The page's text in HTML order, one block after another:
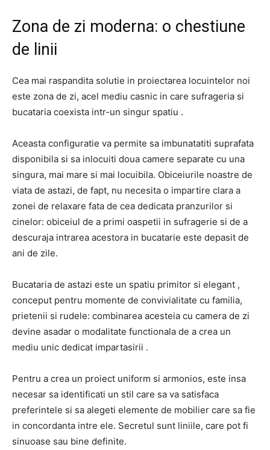
Zona de zi moderna: o chestiune
de linii
Cea mai raspandita solutie in proiectarea locuintelor noi
este zona de zi, acel mediu casnic in care sufrageria si
bucataria coexista intr-un singur spatiu .
Aceasta configuratie va permite sa imbunatatiti suprafata
disponibila si sa inlocuiti doua camere separate cu una
singura, mai mare si mai locuibila. Obiceiurile noastre de
viata de astazi, de fapt, nu necesita o impartire clara a
zonei de relaxare fata de cea dedicata pranzurilor si
cinelor: obiceiul de a primi oaspetii in sufragerie si de a
descuraja intrarea acestora in bucatarie este depasit de
ani de zile.
Bucataria de astazi este un spatiu primitor si elegant ,
conceput pentru momente de convivialitate cu familia,
prietenii si rudele: combinarea acesteia cu camera de zi
devine asadar o modalitate functionala de a crea un
mediu unic dedicat impartasirii .
Pentru a crea un proiect uniform si armonios, este insa
necesar sa identificati un stil care sa va satisfaca
preferintele si sa alegeti elemente de mobilier care sa fie
in concordanta intre ele. Secretul sunt liniile, care pot fi
sinuoase sau bine definite.